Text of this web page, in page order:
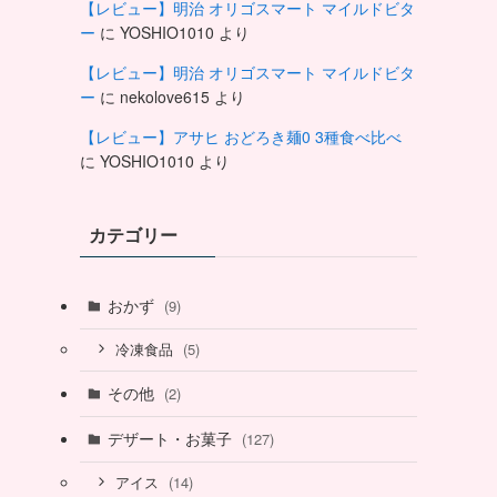
【レビュー】明治 オリゴスマート マイルドビタ
ー に YOSHIO1010 より
【レビュー】明治 オリゴスマート マイルドビタ
ー に nekolove615 より
【レビュー】アサヒ おどろき麺0 3種食べ比べ
に YOSHIO1010 より
カテゴリー
おかず (9)
冷凍食品 (5)
その他 (2)
デザート・お菓子 (127)
アイス (14)